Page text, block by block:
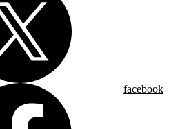
facebook